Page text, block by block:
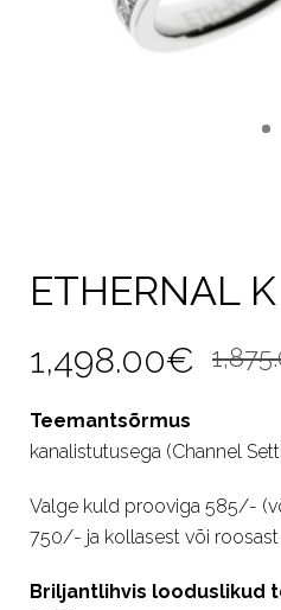
ETHERNAL
1,498.00€
Teemantsõrmus
kanalistutusega (Channel
Valge kuld prooviga 585/-
750/- ja kollasest või roosast
Briljantlihvis looduslikud